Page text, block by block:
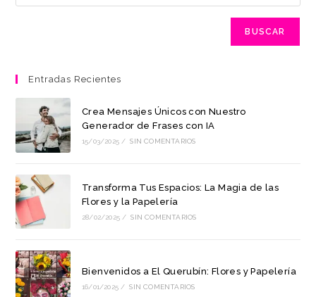
BUSCAR
Entradas Recientes
Crea Mensajes Únicos con Nuestro
Generador de Frases con IA
15/03/2025 / SIN COMENTARIOS
Transforma Tus Espacios: La Magia de las
Flores y la Papelería
28/02/2025 / SIN COMENTARIOS
Bienvenidos a El Querubín: Flores y Papelería
16/01/2025 / SIN COMENTARIOS